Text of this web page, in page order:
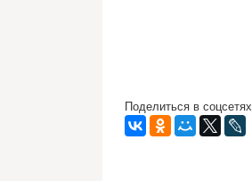
Поделиться в соцсетях